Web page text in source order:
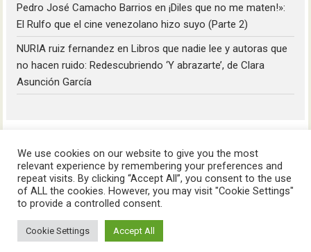
Pedro José Camacho Barrios en¡Diles que no me maten!»:
El Rulfo que el cine venezolano hizo suyo (Parte 2)
NURIA ruiz fernandez enLibros que nadie lee y autoras que
no hacen ruido: Redescubriendo ‘Y abrazarte’, de Clara
Asunción García
HoyLunes © 2023
We use cookies on our website to give you the most
relevant experience by remembering your preferences and
repeat visits. By clicking “Accept All”, you consent to the use
of ALL the cookies. However, you may visit "Cookie Settings"
to provide a controlled consent.
Cookie Settings Accept All